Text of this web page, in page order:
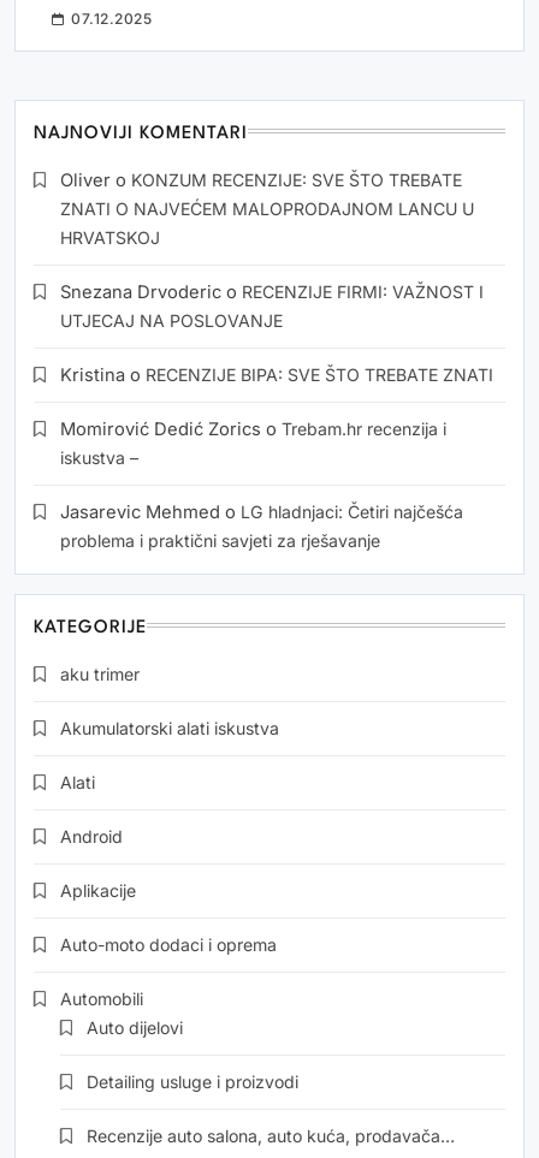
07.12.2025
NAJNOVIJI KOMENTARI
Oliver o KONZUM RECENZIJE: SVE ŠTO TREBATE
ZNATI O NAJVEĆEM MALOPRODAJNOM LANCU U
HRVATSKOJ
Snezana Drvoderic o RECENZIJE FIRMI: VAŽNOST I
UTJECAJ NA POSLOVANJE
Kristina o RECENZIJE BIPA: SVE ŠTO TREBATE ZNATI
Momirović Dedić Zorics o Trebam.hr recenzija i
iskustva –
Jasarevic Mehmed o LG hladnjaci: Četiri najčešća
problema i praktični savjeti za rješavanje
KATEGORIJE
aku trimer
Akumulatorski alati iskustva
Alati
Android
Aplikacije
Auto-moto dodaci i oprema
Automobili
Auto dijelovi
Detailing usluge i proizvodi
Recenzije auto salona, auto kuća, prodavača…